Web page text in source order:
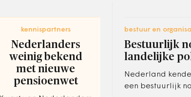
kennispartners
Nederlanders
weinig bekend
met nieuwe
pensioenwet
bestuur en
Bestuurlijk
landelijke
Nederland
een bestuurlijk